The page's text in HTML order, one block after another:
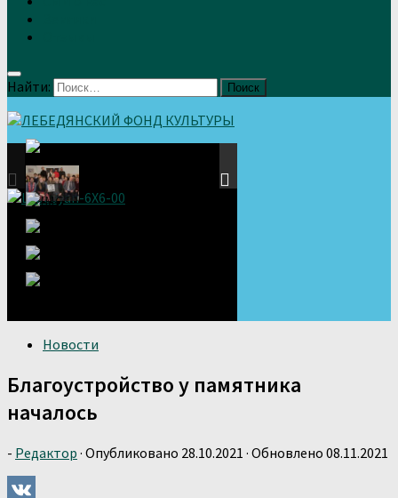
Найти:
Новости
Благоустройство у памятника
началось
- Редактор · Опубликовано 28.10.2021 · Обновлено 08.11.2021